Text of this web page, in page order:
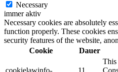
Necessary
immer aktiv
Necessary cookies are absolutely
function properly. These cookies
security features of the website,
Cookie
Dauer
This